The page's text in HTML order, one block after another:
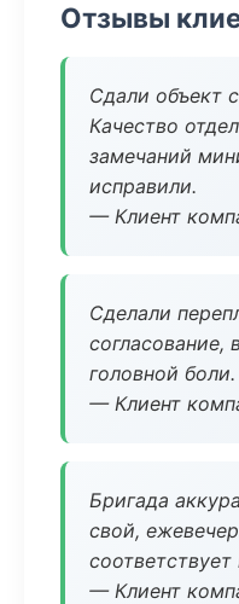
Отзывы
Сдали объект
Качество
замечаний
исправили.
— Клиент
Сделали
согласование,
головной боли.
— Клиент
Бригада
свой,
соответствует
— Клиент